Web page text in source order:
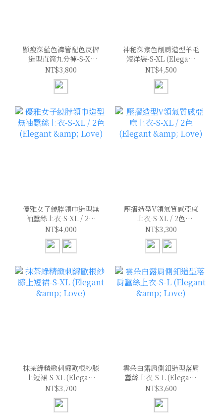
顯瘦深藍色褲管配色反摺
造型直筒九分褲-S-XL
(Elegant & Love)
NT$3,800
神秘深紫色削肩造型羊毛
短洋裝-S-XL (Elegant
& Love)
NT$4,500
優雅女子繞脖領巾造型無
袖蠶絲上衣-S-XL / 2色
(Elegant & Love)
NT$4,000
壓摺造型V領氣質感亞麻
上衣-S-XL / 2色
(Elegant & Love)
NT$3,300
抹茶綠精緻刺繡歐根紗膝
上短裙-S-XL (Elegant
& Love)
NT$3,700
雲朵白露肩側釦造型落肩
蠶絲上衣-S-L (Elegant
& Love)
NT$3,600